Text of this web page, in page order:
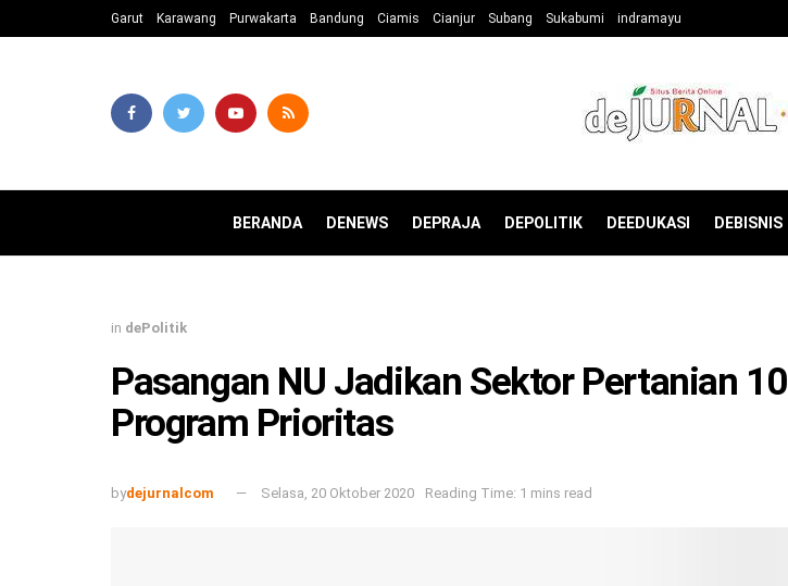
Garut Karawang Purwakarta Bandung Ciamis Cianjur Subang Sukabumi indramayu
BERANDA DENEWS DEPRAJA DEPOLITIK DEEDUKASI DEBISNIS
in dePolitik
Pasangan NU Jadikan Sektor Pertanian 10
Program Prioritas
bydejurnalcom Selasa, 20 Oktober 2020 Reading Time: 1 mins read